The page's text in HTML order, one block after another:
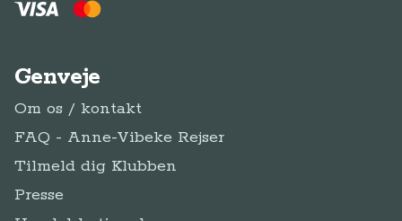
Genveje
Om os / kontakt
FAQ - Anne-Vibeke Rejser
Tilmeld dig Klubben
Presse